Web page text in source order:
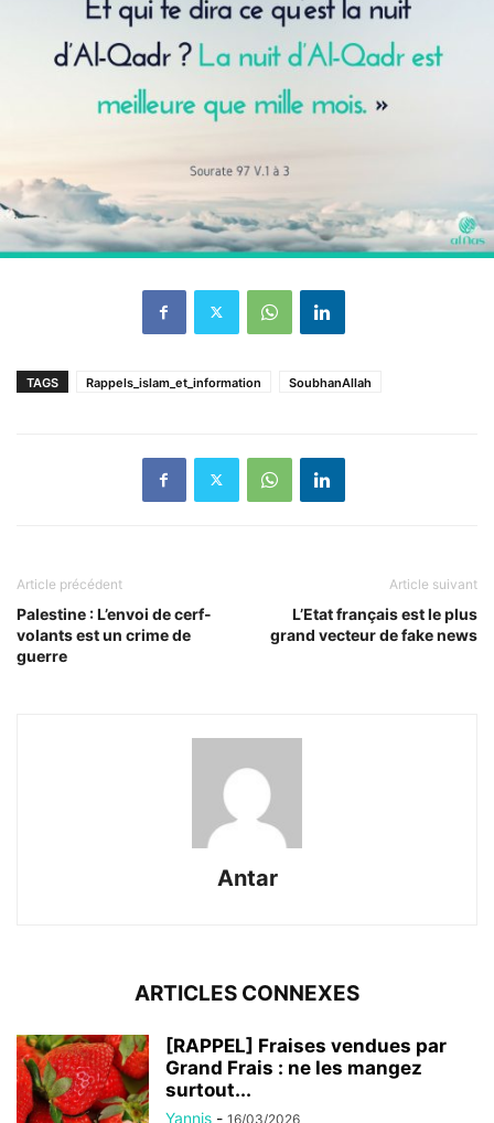
TAGS Rappels_islam_et_information SoubhanAllah
Article précédent
Palestine : L’envoi de cerf-
volants est un crime de
guerre
Article suivant
L’Etat français est le plus
grand vecteur de fake news
Antar
ARTICLES CONNEXES
[RAPPEL] Fraises vendues par
Grand Frais : ne les mangez
surtout...
Yannis - 16/03/2026